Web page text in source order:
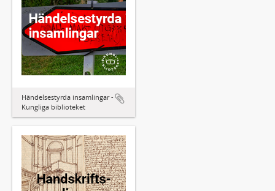
Händelsestyrda insamlingar -
Kungliga biblioteket